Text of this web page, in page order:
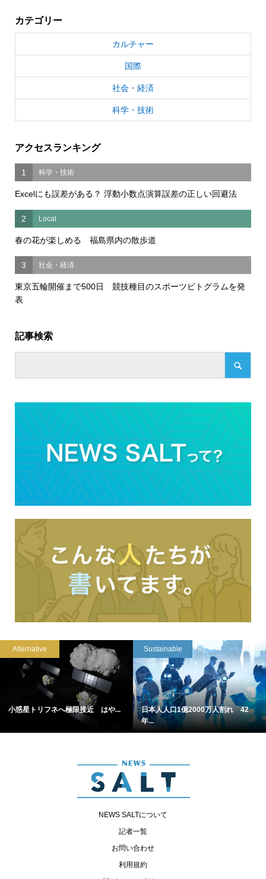
カテゴリー
カルチャー
国際
社会・経済
科学・技術
アクセスランキング
1 科学・技術
Excelにも誤差がある？ 浮動小数点演算誤差の正しい回避法
2 Local
春の花が楽しめる 福島県内の散歩道
3 社会・経済
東京五輪開催まで500日 競技種目のスポーツピトグラムを発
表
記事検索
Alternative
小惑星トリフネへ極限接近 はや...
Sustainable
日本人人口1億2000万人割れ 42
年...
NEWS SALTについて
記者一覧
お問い合わせ
利用規約